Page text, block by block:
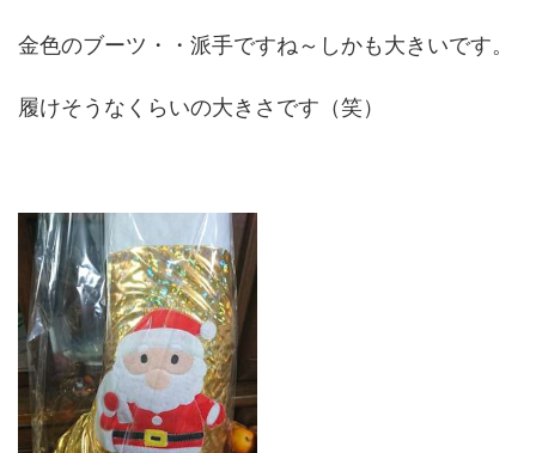
金色のブーツ・・派手ですね～しかも大きいです。
履けそうなくらいの大きさです（笑）